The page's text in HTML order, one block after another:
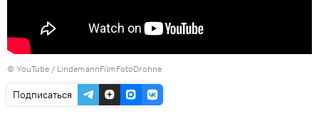
© YouTube / LindemannFilmFotoDrohne
Подписаться